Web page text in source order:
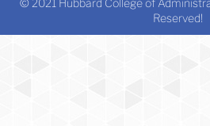
© 2021 Hubbard College of
Reserved!